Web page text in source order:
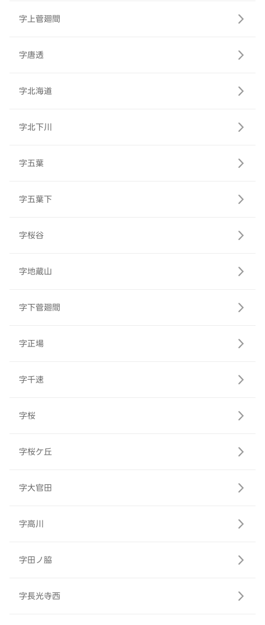
字上菅廻間
字唐透
字北海道
字北下川
字五葉
字五葉下
字桜谷
字地蔵山
字下菅廻間
字正場
字千速
字桜
字桜ケ丘
字大官田
字高川
字田ノ脇
字長光寺西